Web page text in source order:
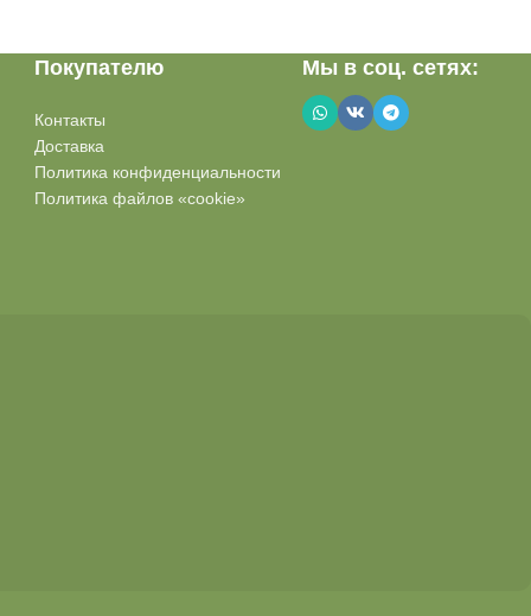
Покупателю
Контакты
Доставка
Политика конфиденциальности
Политика файлов «cookie»
Мы в соц. сетях: